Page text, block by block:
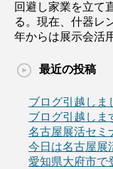
回避し家業を立て
る。現在、什器レ
年からは展示会活
最近の投稿
ブログ引越しま
ブログ引越しま
名古屋展活セ
今日は名古屋展
愛知県大府市で